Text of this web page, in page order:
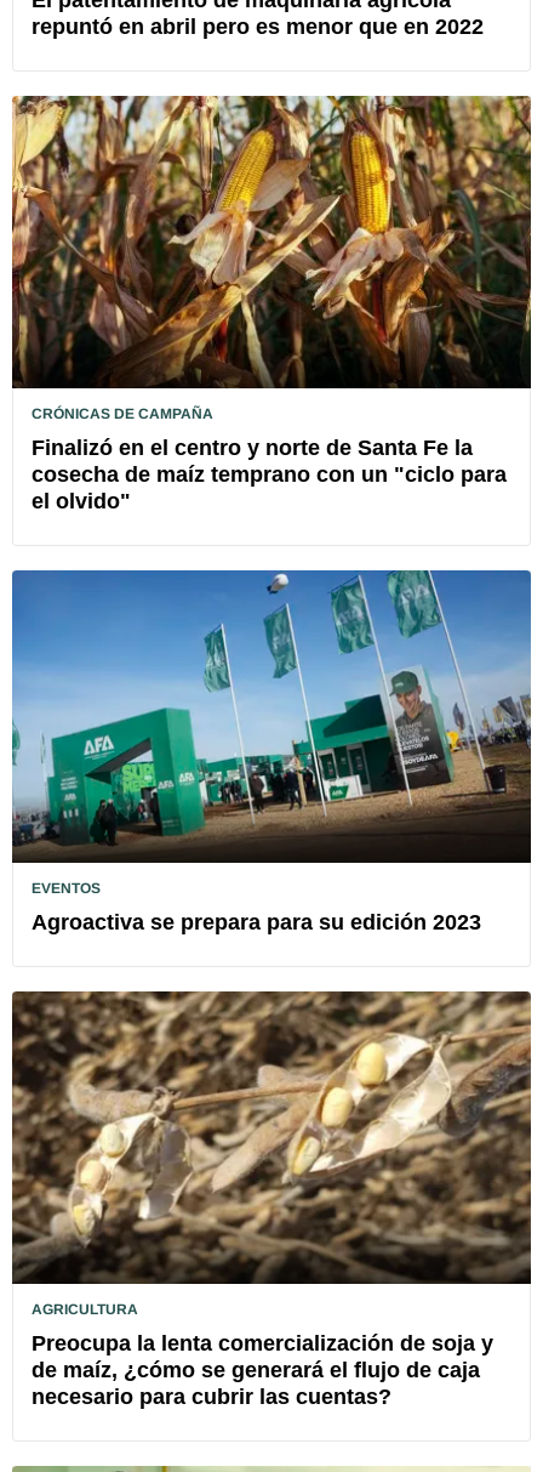
repuntó en abril pero es menor que en 2022
CRÓNICAS DE CAMPAÑA
Finalizó en el centro y norte de Santa Fe la
cosecha de maíz temprano con un "ciclo para
el olvido"
EVENTOS
Agroactiva se prepara para su edición 2023
AGRICULTURA
Preocupa la lenta comercialización de soja y
de maíz, ¿cómo se generará el flujo de caja
necesario para cubrir las cuentas?